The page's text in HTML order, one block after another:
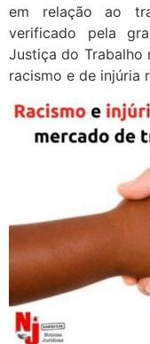
em relação ao
verificado pela
Justiça do Trabalho
racismo e de injúria